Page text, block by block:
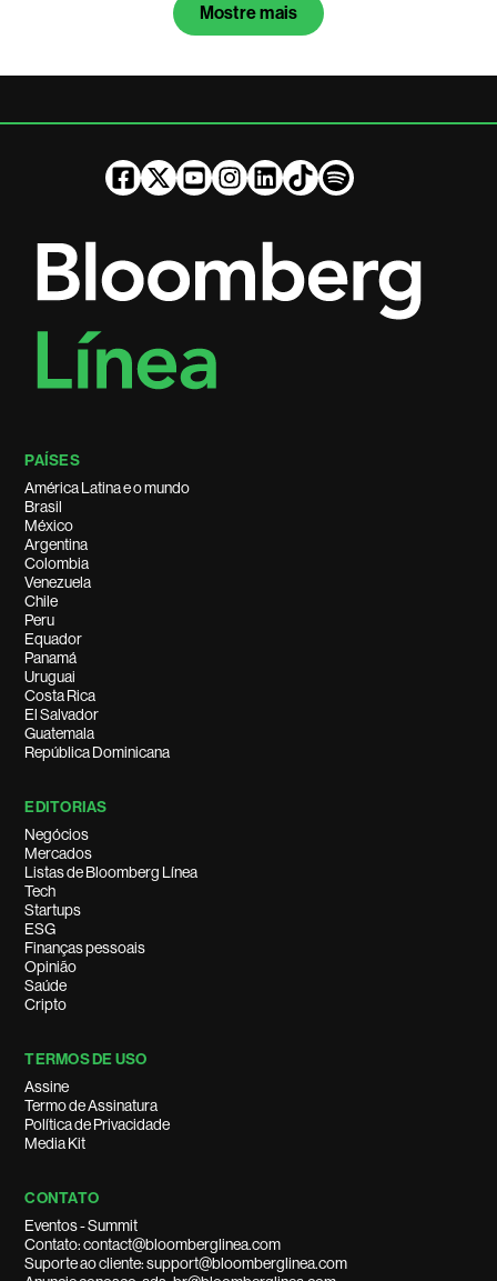
Mostre mais
PAÍSES
América Latina e o mundo
Brasil
México
Argentina
Colombia
Venezuela
Chile
Peru
Equador
Panamá
Uruguai
Costa Rica
El Salvador
Guatemala
República Dominicana
EDITORIAS
Negócios
Mercados
Listas de Bloomberg Línea
Tech
Startups
ESG
Finanças pessoais
Opinião
Saúde
Cripto
TERMOS DE USO
Assine
Termo de Assinatura
Política de Privacidade
Media Kit
CONTATO
Eventos - Summit
Contato: contact@bloomberglinea.com
Suporte ao cliente: support@bloomberglinea.com